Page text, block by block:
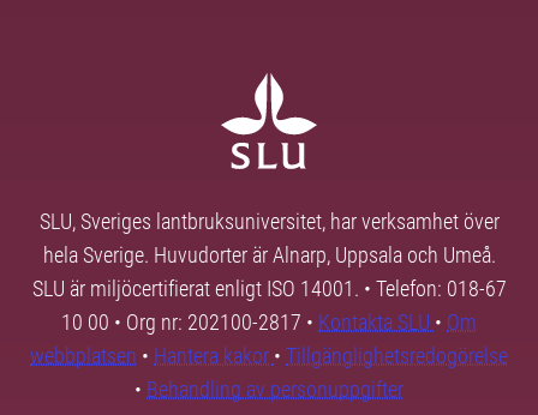
SLU, Sveriges lantbruksuniversitet, har verksamhet över
hela Sverige. Huvudorter är Alnarp, Uppsala och Umeå.
SLU är miljöcertifierat enligt ISO 14001. • Telefon: 018-67
10 00 • Org nr: 202100-2817 • Kontakta SLU • Om
webbplatsen • Hantera kakor • Tillgänglighetsredogörelse
• Behandling av personuppgifter